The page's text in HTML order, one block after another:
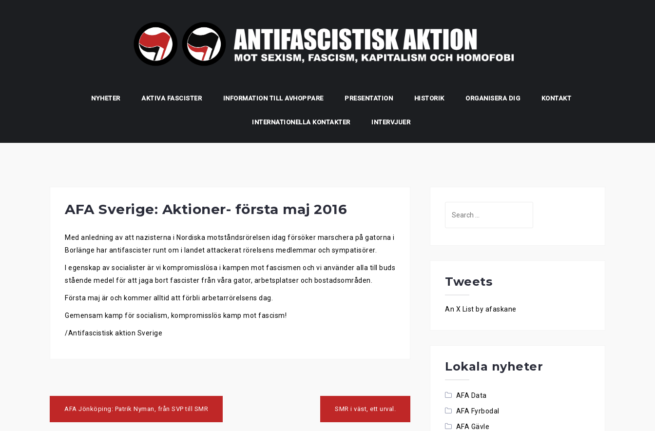
NYHETER AKTIVA FASCISTER INFORMATION TILL AVHOPPARE PRESENTATION HISTORIK ORGANISERA DIG KONTAKT
INTERNATIONELLA KONTAKTER INTERVJUER
AFA Sverige: Aktioner- första maj 2016
Med anledning av att nazisterna i Nordiska motståndsrörelsen idag försöker marschera på gatorna i
Borlänge har antifascister runt om i landet attackerat rörelsens medlemmar och sympatisörer.
I egenskap av socialister är vi kompromisslösa i kampen mot fascismen och vi använder alla till buds
stående medel för att jaga bort fascister från våra gator, arbetsplatser och bostadsområden.
Första maj är och kommer alltid att förbli arbetarrörelsens dag.
Gemensam kamp för socialism, kompromisslös kamp mot fascism!
/Antifascistisk aktion Sverige
Post
navigation
AFA Jönköping: Patrik Nyman, från SVP till SMR SMR i väst, ett urval.
Tweets
An X List by afaskane
Lokala nyheter
AFA Data
AFA Fyrbodal
AFA Gävle